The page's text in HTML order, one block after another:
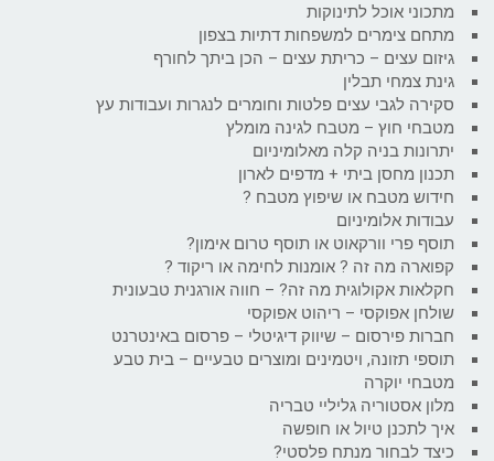
מתכוני אוכל לתינוקות
מתחם צימרים למשפחות דתיות בצפון
גיזום עצים – כריתת עצים – הכן ביתך לחורף
גינת צמחי תבלין
סקירה לגבי עצים פלטות וחומרים לנגרות ועבודות עץ
מטבחי חוץ – מטבח לגינה מומלץ
יתרונות בניה קלה מאלומיניום
תכנון מחסן ביתי + מדפים לארון
חידוש מטבח או שיפוץ מטבח ?
עבודות אלומיניום
תוסף פרי וורקאוט או תוסף טרום אימון?
קפוארה מה זה ? אומנות לחימה או ריקוד ?
חקלאות אקולוגית מה זה? – חווה אורגנית טבעונית
שולחן אפוקסי – ריהוט אפוקסי
חברות פירסום – שיווק דיגיטלי – פרסום באינטרנט
תוספי תזונה, ויטמינים ומוצרים טבעיים – בית טבע
מטבחי יוקרה
מלון אסטוריה גליליי טבריה
איך לתכנן טיול או חופשה
כיצד לבחור מנתח פלסטי?